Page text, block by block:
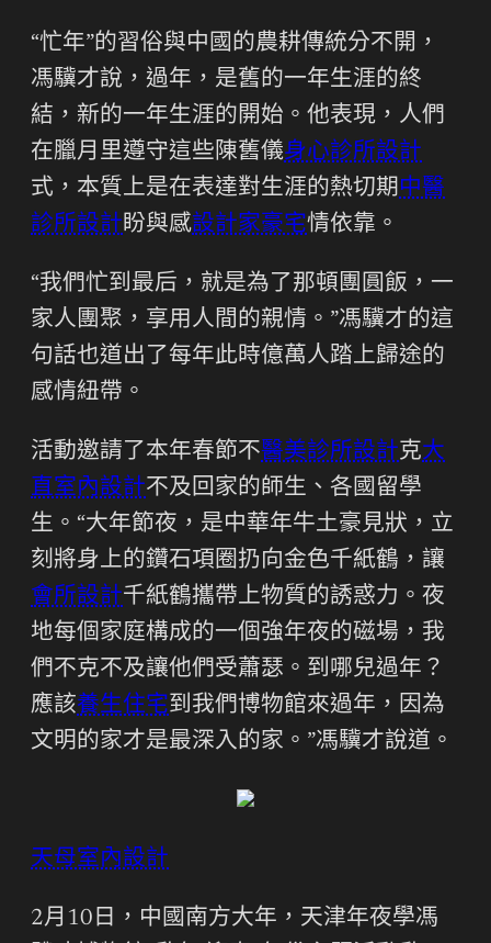
“忙年”的習俗與中國的農耕傳統分不開，
馮驥才說，過年，是舊的一年生涯的終
結，新的一年生涯的開始。他表現，人們
在臘月里遵守這些陳舊儀身心診所設計
式，本質上是在表達對生涯的熱切期中醫
診所設計盼與感設計家豪宅情依靠。
“我們忙到最后，就是為了那頓團圓飯，一
家人團聚，享用人間的親情。”馮驥才的這
句話也道出了每年此時億萬人踏上歸途的
感情紐帶。
活動邀請了本年春節不醫美診所設計克大
直室內設計不及回家的師生、各國留學
生。“大年節夜，是中華年牛土豪見狀，立
刻將身上的鑽石項圈扔向金色千紙鶴，讓
會所設計千紙鶴攜帶上物質的誘惑力。夜
地每個家庭構成的一個強年夜的磁場，我
們不克不及讓他們受蕭瑟。到哪兒過年？
應該養生住宅到我們博物館來過年，因為
文明的家才是最深入的家。”馮驥才說道。
天母室內設計
2月10日，中國南方大年，天津年夜學馮